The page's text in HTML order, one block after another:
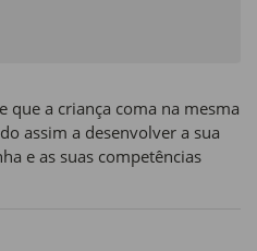
que a criança coma na mesma
assim a desenvolver a sua
e as suas competências